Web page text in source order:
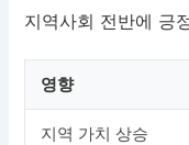
지역사회 전반에 긍
영향
지역 가치 상승